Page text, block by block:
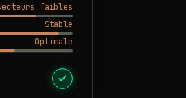
faibles
Stable
Optimale